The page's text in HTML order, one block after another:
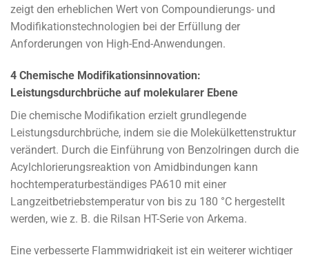
zeigt den erheblichen Wert von Compoundierungs- und
Modifikationstechnologien bei der Erfüllung der
Anforderungen von High-End-Anwendungen.
4 Chemische Modifikationsinnovation:
Leistungsdurchbrüche auf molekularer Ebene
Die chemische Modifikation erzielt grundlegende
Leistungsdurchbrüche, indem sie die Molekülkettenstruktur
verändert. Durch die Einführung von Benzolringen durch die
Acylchlorierungsreaktion von Amidbindungen kann
hochtemperaturbeständiges PA610 mit einer
Langzeitbetriebstemperatur von bis zu 180 °C hergestellt
werden, wie z. B. die Rilsan HT-Serie von Arkema.
Eine verbesserte Flammwidrigkeit ist ein weiterer wichtiger